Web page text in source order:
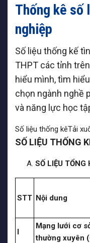
Thống kê số
nghiệp
Số liệu thống kế
THPT các tỉnh
hiểu mình, tìm
chọn ngành nghề
và năng lực học
Số liệu thống kêTải
SỐ LIỆU THỐNG
SỐ LIỆU TỔNG
STT Nội dung
I
Mạng lưới cơ
thường xuyên